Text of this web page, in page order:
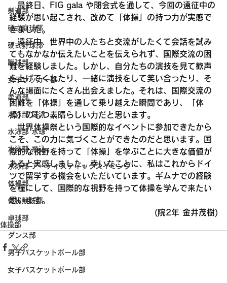
剣道部
硬式庭球部
硬式野球部
蹴球部
女子サッカー部
柔道部
水泳部 競泳
水泳部 水球
水泳部 飛込
水泳部 アーティスティックスイミング
体操部
体操競技部
卓球部
ダンス部
男子バスケットボール部
女子バスケットボール部
最終日、FIG gala や閉会式を通して、今回の遠征中の
経験が思い起こされ、改めて「体操」の持つ力が実感で
きました。
遠征中、世界中の人たちと交流がしたくて会話を試み
てもなかなか伝えたいことを伝えられず、国際交流の困
難を経験しました。しかし、自分たちの演技を見て歓声
を上げてくれたり、一緒に演技をして笑い合ったり、そ
んな場面にたくさん出会えました。それは、国際交流の
困難を「体操」を通して乗り越えた瞬間であり、「体
操」のもつ素晴らしい力だと思います。
世界体操祭という国際的なイベントに参加できたから
こそ、この力に気づくことができたのだと思います。国
際的な視野を持って「体操」を学ぶことに大きな価値が
あると実感しました。幸いなことに、私はこれからドイ
ツで留学する機会をいただいています。ギムナでの経験
を糧にして、国際的な視野を持って体操を学んで来たい
思います。
(院2年 金井茂樹)
体操部